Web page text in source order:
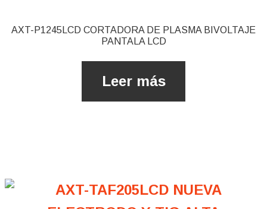
AXT-P1245LCD CORTADORA DE PLASMA BIVOLTAJE
PANTALA LCD
Leer más